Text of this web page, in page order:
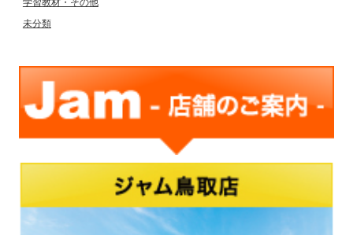
学習教材・その他
未分類